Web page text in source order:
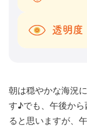
透明度
朝は穏やかな海況
す♪でも、午後か
ると思いますが、